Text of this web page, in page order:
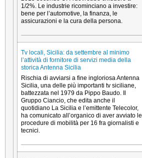
1/2%. Le industrie ricominciano a investire:
bene per l’automotive, la finanza, le
assicurazioni e la cura della persona.
Tv locali, Sicilia: da settembre al minimo
l’attività di fornitore di servizi media della
storica Antenna Sicilia
Rischia di avviarsi a fine ingloriosa Antenna
Sicilia, una delle più importanti tv siciliane,
battezzata nel 1979 da Pippo Baudo. Il
Gruppo Ciancio, che edita anche il
quotidiano La Sicilia e l’emittente Telecolor,
ha comunicato all’organico di aver avviato le
procedure di mobilità per 16 fra giornalisti e
tecnici.